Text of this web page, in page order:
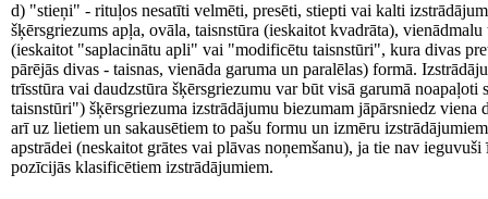
d) "stieņi" - rituļos nesatīti velmēti, presēti, stiepti vai kalti
šķērsgriezums apļa, ovāla, taisnstūra (ieskaitot kvadrāta),
(ieskaitot "saplacinātu apli" vai "modificētu taisnstūri", kura divas
pārējās divas - taisnas, vienāda garuma un paralēlas) formā.
trīsstūra vai daudzstūra šķērsgriezumu var būt visā garumā
taisnstūri") šķērsgriezuma izstrādājumu biezumam jāpārsniedz viena
arī uz lietiem un sakausētiem to pašu formu un izmēru
apstrādei (neskaitot grātes vai plāvas noņemšanu), ja tie nav
pozīcijās klasificētiem izstrādājumiem.